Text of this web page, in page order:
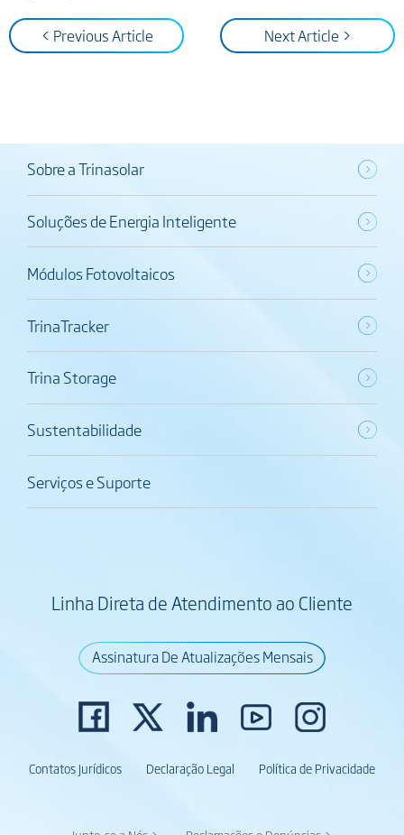
< Previous Article Next Article >
Sobre a Trinasolar
Soluções de Energia Inteligente
Módulos Fotovoltaicos
TrinaTracker
Trina Storage
Sustentabilidade
Serviços e Suporte
Linha Direta de Atendimento ao Cliente
Assinatura De Atualizações Mensais
Contatos Jurídicos Declaração Legal Política de Privacidade